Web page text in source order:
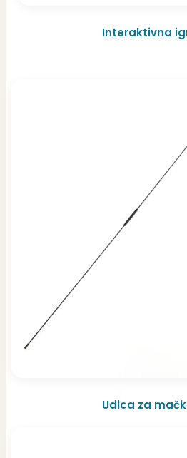
Interaktivna
Udica za